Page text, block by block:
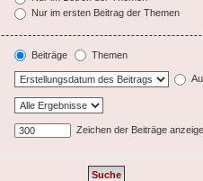
Nur im ersten Beitrag der Themen
Beiträge Themen
Zeichen der Beiträge